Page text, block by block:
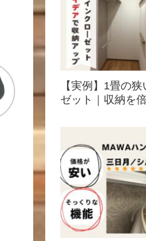
【実例】1畳の
ゼット｜収納を